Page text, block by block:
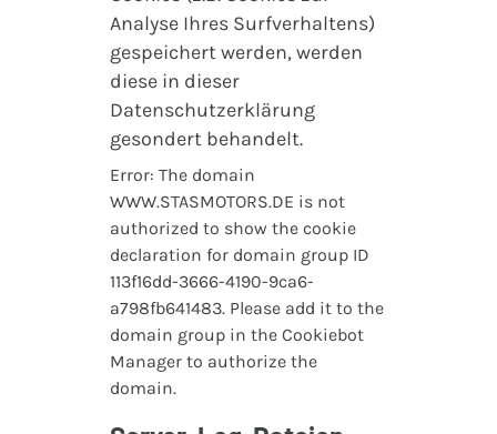
Analyse Ihres Surfverhaltens)
gespeichert werden, werden
diese in dieser
Datenschutzerklärung
gesondert behandelt.
Error: The domain
WWW.STASMOTORS.DE is not
authorized to show the cookie
declaration for domain group ID
113f16dd-3666-4190-9ca6-
a798fb641483. Please add it to the
domain group in the Cookiebot
Manager to authorize the
domain.